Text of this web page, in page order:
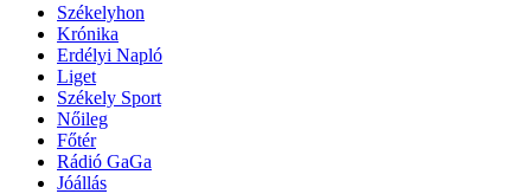
Székelyhon
Krónika
Erdélyi Napló
Liget
Székely Sport
Nőileg
Főtér
Rádió GaGa
Jóállás